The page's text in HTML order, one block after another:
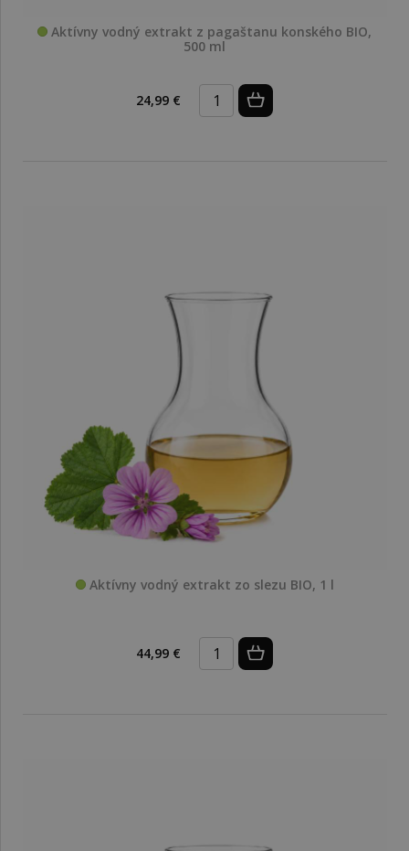
Aktívny vodný extrakt z pagaštanu konského BIO,
500 ml
24,99 €
Aktívny vodný extrakt zo slezu BIO, 1 l
44,99 €